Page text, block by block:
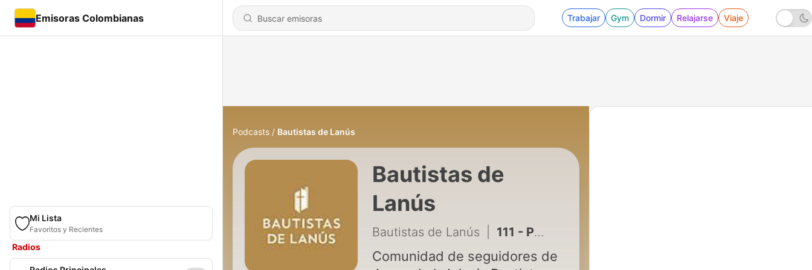
Emisoras Colombianas Trabajar Gym Dormir Relajarse Viaje
Mi Lista
Favoritos y Recientes
Radios
Podcasts Bautistas de Lanús
Bautistas de
Lanús
Bautistas de Lanús 111 - Principios para ordenar la vida
Comunidad de seguidores de